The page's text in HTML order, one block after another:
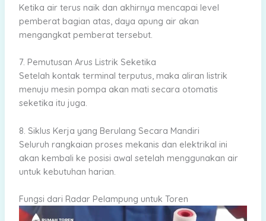
Ketika air terus naik dan akhirnya mencapai level
pemberat bagian atas, daya apung air akan
mengangkat pemberat tersebut.
7. Pemutusan Arus Listrik Seketika
Setelah kontak terminal terputus, maka aliran listrik
menuju mesin pompa akan mati secara otomatis
seketika itu juga.
8. Siklus Kerja yang Berulang Secara Mandiri
Seluruh rangkaian proses mekanis dan elektrikal ini
akan kembali ke posisi awal setelah menggunakan air
untuk kebutuhan harian.
Fungsi dari Radar Pelampung untuk Toren